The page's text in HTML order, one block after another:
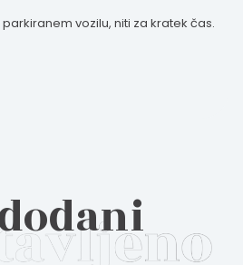
vozilu, niti za kratek čas.